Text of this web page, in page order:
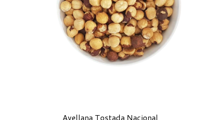
Avellana Tostada Nacional